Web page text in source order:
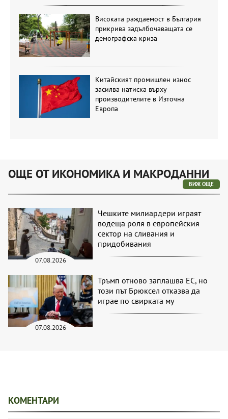
Високата раждаемост в България
прикрива задълбочаващата се
демографска криза
Китайският промишлен износ
засилва натиска върху
производителите в Източна
Европа
ОЩЕ ОТ ИКОНОМИКА И МАКРОДАННИ
ВИЖ ОЩЕ
07.08.2026
Чешките милиардери играят
водеща роля в европейския
сектор на сливания и
придобивания
07.08.2026
Тръмп отново заплашва ЕС, но
този път Брюксел отказва да
играе по свирката му
КОМЕНТАРИ